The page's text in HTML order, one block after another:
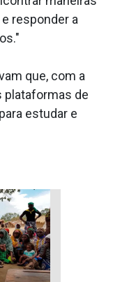
responder a
que, com a
plataformas de
estudar e